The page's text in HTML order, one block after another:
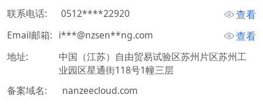
联系电话: 0512****22920 查看
Email邮箱: i***@nzsen**ng.com 查看
地址:
中国（江苏）自由贸易试验区苏州片区苏州工
业园区星通街118号1幢三层
备案域名:
nanzeecloud.com